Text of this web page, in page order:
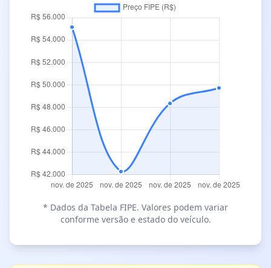
* Dados da Tabela FIPE. Valores podem variar
conforme versão e estado do veículo.